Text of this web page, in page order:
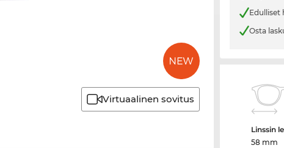
Virtuaalinen sovitus
Edulliset
Osta
Linssin
58 mm